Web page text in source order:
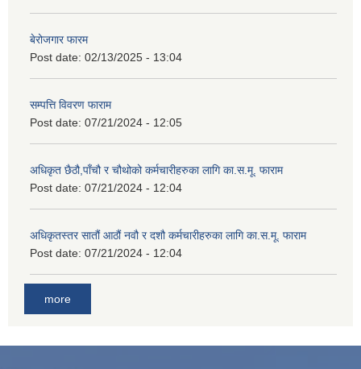
बेरोजगार फारम
Post date: 02/13/2025 - 13:04
सम्पत्ति विवरण फाराम
Post date: 07/21/2024 - 12:05
अधिकृत छैठौ,पाँचौ र चौथोको कर्मचारीहरुका लागि का.स.मू. फाराम
Post date: 07/21/2024 - 12:04
अधिकृतस्तर सातौं आठौं नवौ र दशौ कर्मचारीहरुका लागि का.स.मू. फाराम
Post date: 07/21/2024 - 12:04
more